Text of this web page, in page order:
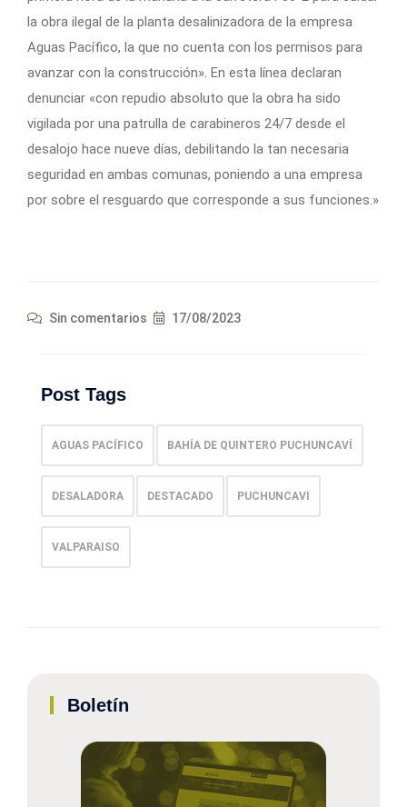
la obra ilegal de la planta desalinizadora de la empresa
Aguas Pacífico, la que no cuenta con los permisos para
avanzar con la construcción». En esta línea declaran
denunciar «con repudio absoluto que la obra ha sido
vigilada por una patrulla de carabineros 24/7 desde el
desalojo hace nueve días, debilitando la tan necesaria
seguridad en ambas comunas, poniendo a una empresa
por sobre el resguardo que corresponde a sus funciones.»
Sin comentarios 17/08/2023
Post Tags
AGUAS PACÍFICO BAHÍA DE QUINTERO PUCHUNCAVÍ
DESALADORA DESTACADO PUCHUNCAVI
VALPARAISO
Boletín